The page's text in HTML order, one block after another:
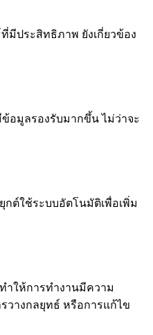
มีประสิทธิภาพ ยังเกี่ยวข้อง
อมูลรองรับมากขึ้น ไม่ว่าจะ
กต์ใช้ระบบอัตโนมัติเพื่อเพิ่ม
ำให้การทำงานมีความ
วางกลยุทธ์ หรือการแก้ไข